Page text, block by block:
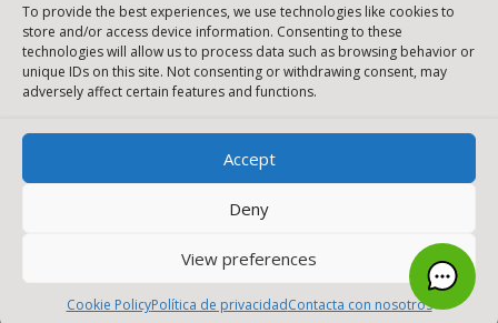
To provide the best experiences, we use technologies like cookies to
store and/or access device information. Consenting to these
technologies will allow us to process data such as browsing behavior or
unique IDs on this site. Not consenting or withdrawing consent, may
adversely affect certain features and functions.
Accept
Deny
View preferences
Cookie PolicyPolítica de privacidadContacta con nosotros
2025 © Todos los derechos reservados
[payment_methods_image]